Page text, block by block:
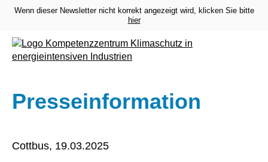
Wenn dieser Newsletter nicht korrekt angezeigt wird, klicken Sie bitte
hier
Presseinformation
Cottbus, 19.03.2025